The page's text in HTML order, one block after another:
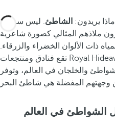
يريدون: الشاطئ. ليس سراً أن
ملاذهم المثالي كصورة شاعرية
ذات الألوان الخضراء والزرقاء.
تقع فنادق ومنتجعات Royal Hideaway Luxury Hotels & Resorts
والخلجان في العالم، وتوفر
الشواطئ في العالم